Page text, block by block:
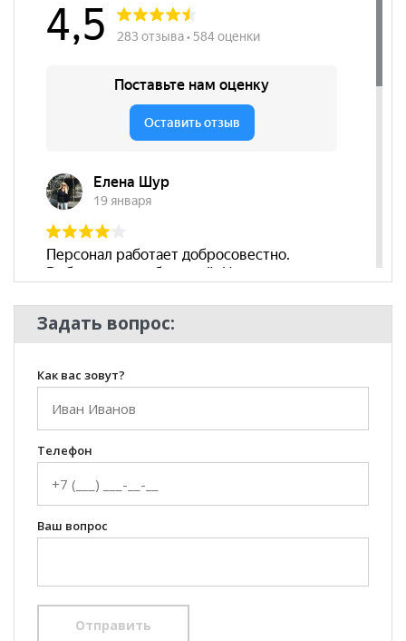
Задать вопрос:
Как вас зовут?
Телефон
Ваш вопрос
Отправить